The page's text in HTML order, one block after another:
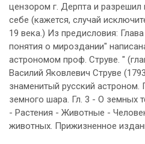
цензором г. Дерпта и разрешил
себе (кажется, случай
19 века.) Из предисловия:
понятия о мироздании"
астрономом проф. Струве. "
Василий Яковлевич Струве
знаменитый русский
земного шара. Гл. 3 - О земных
- Растения - Животные -
животных. Прижизненное